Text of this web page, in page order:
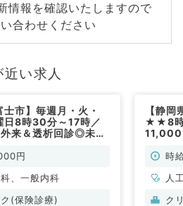
情報を確認いたしますので
合わせください
い求人
士市】毎週月・火・
日8時30分～17時／
来＆透析回診◎未経
円
、一般内科
(保険診療)
【静
★★8時
11,000
臓内時
人
ク